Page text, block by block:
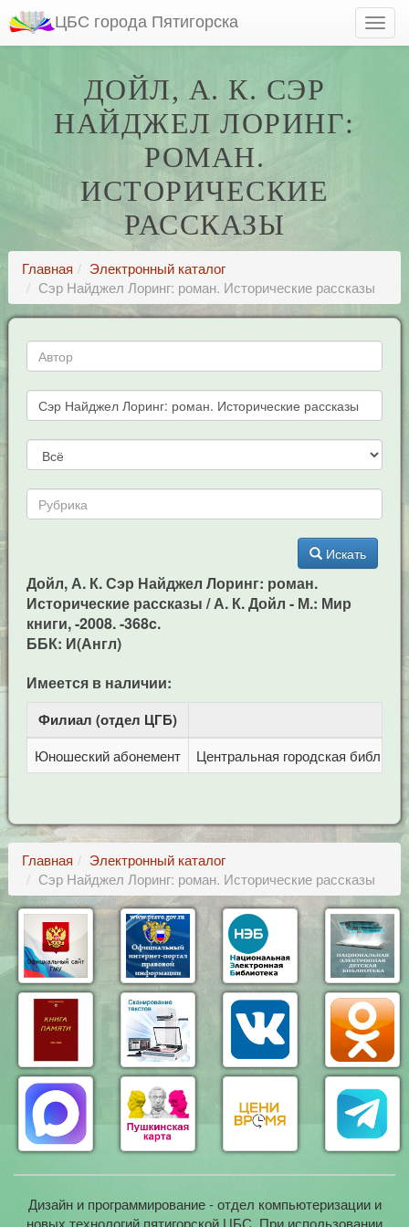
ЦБС города Пятигорска
ДОЙЛ, А. К. СЭР
НАЙДЖЕЛ ЛОРИНГ:
РОМАН.
ИСТОРИЧЕСКИЕ
РАССКАЗЫ
Главная
Электронный каталог
Сэр Найджел Лоринг: роман. Исторические рассказы
Искать
Дойл, А. К. Сэр Найджел Лоринг: роман.
Исторические рассказы / А. К. Дойл - М.: Мир
книги, -2008. -368c.
ББК: И(Англ)
Имеется в наличии:
Филиал (отдел ЦГБ)
Юношеский абонемент Центральная городская
Главная
Электронный каталог
Сэр Найджел Лоринг: роман. Исторические рассказы
Дизайн и программирование - отдел компьютеризации и